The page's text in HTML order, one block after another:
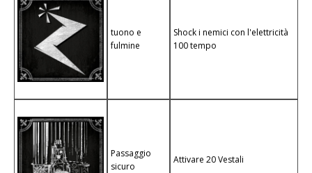
tuono e
fulmine
Shock i nemici con l'elettricità
100 tempo
Passaggio
sicuro
Attivare 20 Vestali